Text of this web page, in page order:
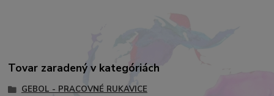
Tovar zaradený v kategóriách
GEBOL - PRACOVNÉ RUKAVICE